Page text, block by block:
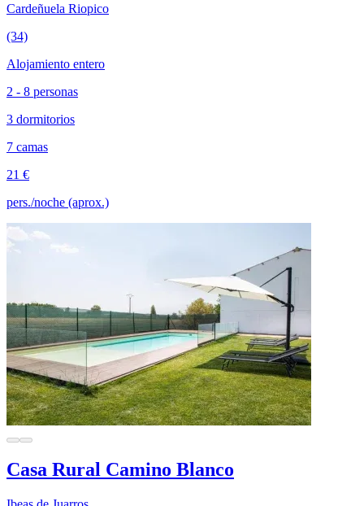
Cardeñuela Riopico
(34)
Alojamiento entero
2 - 8 personas
3 dormitorios
7 camas
21 €
pers./noche (aprox.)
Casa Rural Camino Blanco